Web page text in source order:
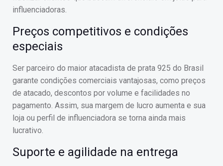
influenciadoras.
Preços competitivos e condições
especiais
Ser parceiro do maior atacadista de prata 925 do Brasil
garante condições comerciais vantajosas, como preços
de atacado, descontos por volume e facilidades no
pagamento. Assim, sua margem de lucro aumenta e sua
loja ou perfil de influenciadora se torna ainda mais
lucrativo.
Suporte e agilidade na entrega